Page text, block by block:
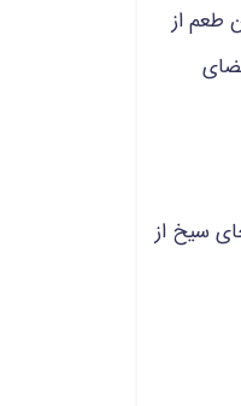
طعم از
جای سیخ از